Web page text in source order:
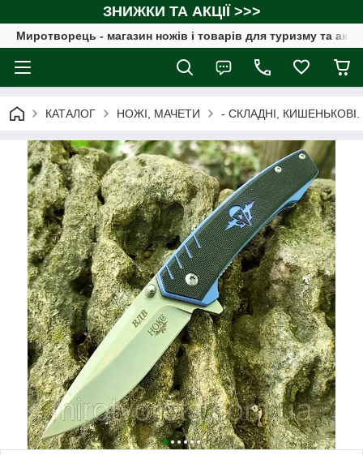
ЗНИЖКИ ТА АКЦІЇ >>>
Миротворець - магазин ножів і товарів для туризму та
КАТАЛОГ НОЖІ, МАЧЕТИ - СКЛАДНІ, КИШЕНЬКОВІ.